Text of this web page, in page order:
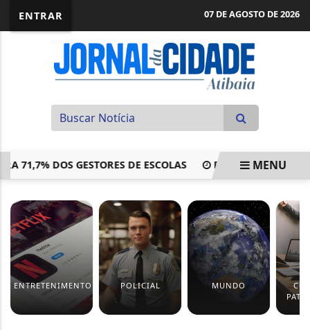
ENTRAR 07 DE AGOSTO DE 2026
DOS GESTORES DE ESCOLAS FIES 2026: MEC DIVULGA
MENU
ENTRETENIMENTO POLICIAL MUNDO